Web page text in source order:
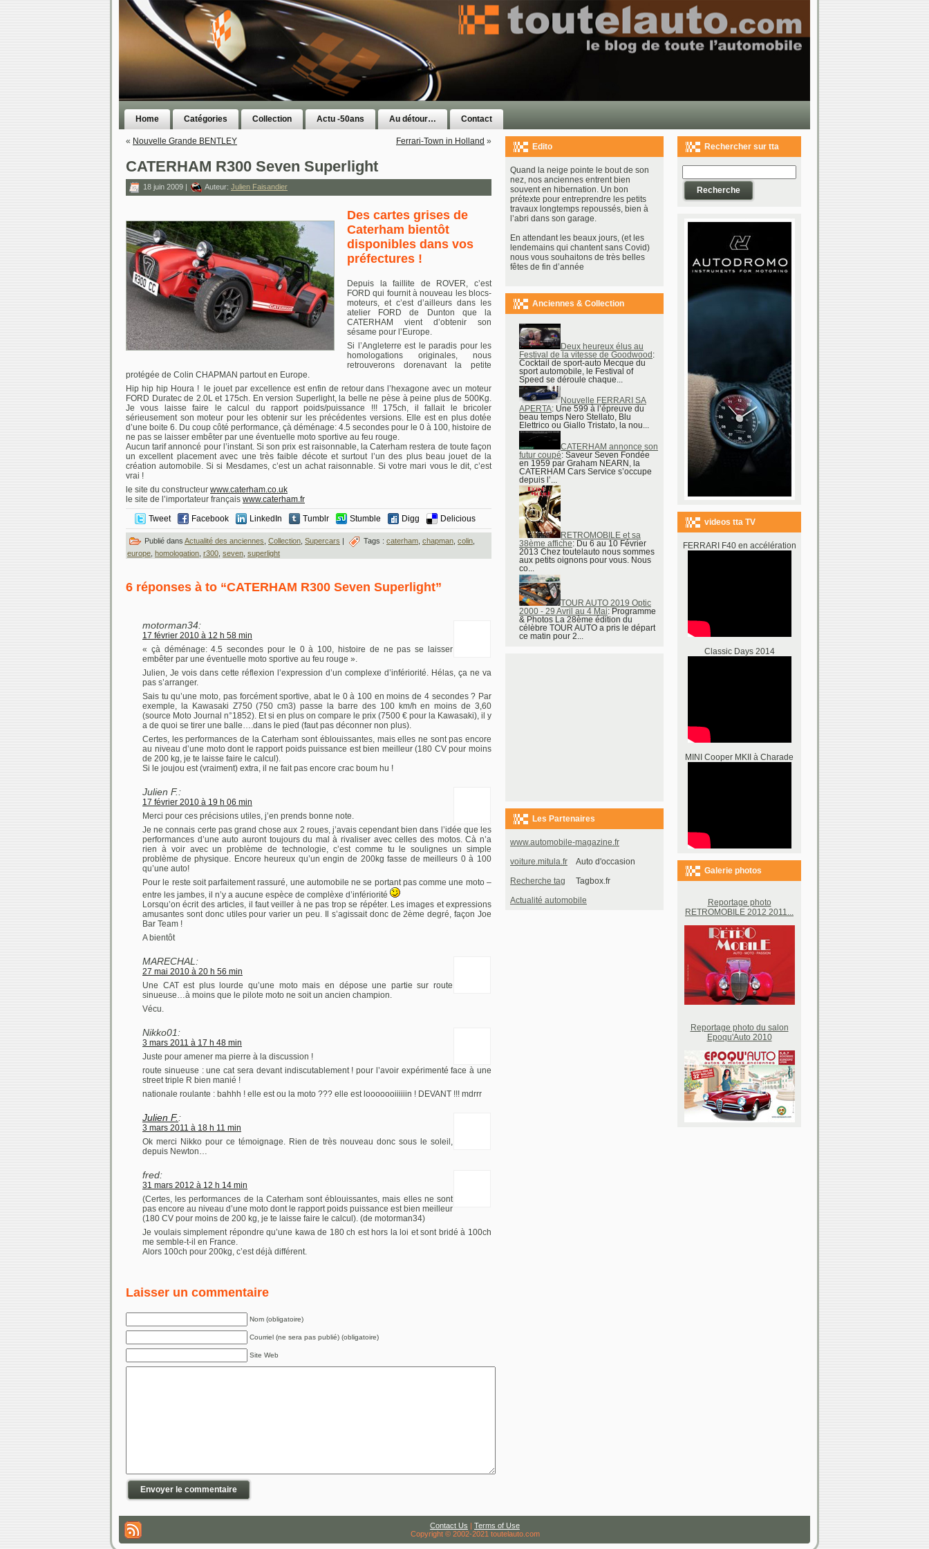
Home Catégories Collection Actu -50ans Au détour… Contact
« Nouvelle Grande BENTLEY Ferrari-Town in Holland »
CATERHAM R300 Seven Superlight
18 juin 2009 | Auteur: Julien Faisandier
Des cartes grises de
Caterham bientôt
disponibles dans vos
préfectures !
Depuis la faillite de ROVER, c’est
FORD qui fournit à nouveau les blocs-
moteurs, et c’est d’ailleurs dans les
atelier FORD de Dunton que la
CATERHAM vient d’obtenir son
sésame pour l’Europe.
Si l’Angleterre est le paradis pour les
homologations originales, nous
retrouverons dorenavant la petite
protégée de Colin CHAPMAN partout en Europe.
Hip hip hip Houra ! le jouet par excellence est enfin de retour dans l’hexagone avec un moteur
FORD Duratec de 2.0L et 175ch. En version Superlight, la belle ne pèse à peine plus de 500Kg.
Je vous laisse faire le calcul du rapport poids/puissance !!! 175ch, il fallait le bricoler
sérieusement son moteur pour les obtenir sur les précédentes versions. Elle est en plus dotée
d’une boite 6. Du coup côté performance , çà déménage: 4.5 secondes pour le 0 à 100, histoire de
ne pas se laisser embêter par une éventuelle moto sportive au feu rouge.
Aucun tarif annoncé pour l’instant. Si son prix est raisonnable, la Caterham restera de toute façon
un excellent placement avec une très faible décote et surtout l’un des plus beau jouet de la
création automobile. Si si Mesdames, c’est un achat raisonnable. Si votre mari vous le dit, c’est
vrai !
le site du constructeur www.caterham.co.uk
le site de l’importateur français www.caterham.fr
Tweet
Facebook LinkedIn Tumblr Stumble Digg Delicious
Publié dans Actualité des anciennes Collection Supercars | Tags : caterham chapman colin
europe homologation r300 seven superlight
6 réponses à to “CATERHAM R300 Seven Superlight”
motorman34:
17 février 2010 à 12 h 58 min
« çà déménage: 4.5 secondes pour le 0 à 100, histoire de ne pas se laisser
embêter par une éventuelle moto sportive au feu rouge ».
Julien, Je vois dans cette réflexion l’expression d’un complexe d’infériorité. Hélas, ça ne va
pas s’arranger.
Sais tu qu’une moto, pas forcément sportive, abat le 0 à 100 en moins de 4 secondes ? Par
exemple, la Kawasaki Z750 (750 cm3) passe la barre des 100 km/h en moins de 3,60
(source Moto Journal n°1852). Et si en plus on compare le prix (7500 € pour la Kawasaki), il y
a de quoi se tirer une balle….dans le pied (faut pas déconner non plus).
Certes, les performances de la Caterham sont éblouissantes, mais elles ne sont pas encore
au niveau d’une moto dont le rapport poids puissance est bien meilleur (180 CV pour moins
de 200 kg, je te laisse faire le calcul).
Si le joujou est (vraiment) extra, il ne fait pas encore crac boum hu !
Julien F.:
17 février 2010 à 19 h 06 min
Merci pour ces précisions utiles, j’en prends bonne note.
Je ne connais certe pas grand chose aux 2 roues, j’avais cependant bien dans l’idée que les
performances d’une auto auront toujours du mal à rivaliser avec celles des motos. Cà n’a
rien à voir avec un problème de technologie, c’est comme tu le soulignes un simple
problème de physique. Encore heureux qu’un engin de 200kg fasse de meilleurs 0 à 100
qu’une auto!
Pour le reste soit parfaitement rassuré, une automobile ne se portant pas comme une moto –
entre les jambes, il n’y a aucune espèce de complèxe d’infériorité
Lorsqu’on écrit des articles, il faut veiller à ne pas trop se répéter. Les images et expressions
amusantes sont donc utiles pour varier un peu. Il s’agissait donc de 2ème degré, façon Joe
Bar Team !
A bientôt
MARECHAL:
27 mai 2010 à 20 h 56 min
Une CAT est plus lourde qu’une moto mais en dépose une partie sur route
sinueuse…à moins que le pilote moto ne soit un ancien champion.
Vécu.
Nikko01:
3 mars 2011 à 17 h 48 min
Juste pour amener ma pierre à la discussion !
route sinueuse : une cat sera devant indiscutablement ! pour l’avoir expérimenté face à une
street triple R bien manié !
nationale roulante : bahhh ! elle est ou la moto ??? elle est looooooiiiiiin ! DEVANT !!! mdrrr
Julien F.:
3 mars 2011 à 18 h 11 min
Ok merci Nikko pour ce témoignage. Rien de très nouveau donc sous le soleil,
depuis Newton…
fred:
31 mars 2012 à 12 h 14 min
(Certes, les performances de la Caterham sont éblouissantes, mais elles ne sont
pas encore au niveau d’une moto dont le rapport poids puissance est bien meilleur
(180 CV pour moins de 200 kg, je te laisse faire le calcul). (de motorman34)
Je voulais simplement répondre qu’une kawa de 180 ch est hors la loi et sont bridé à 100ch
me semble-t-il en France.
Alors 100ch pour 200kg, c’est déjà différent.
Laisser un commentaire
Nom (obligatoire)
Courriel (ne sera pas publié) (obligatoire)
Site Web
Edito
Quand la neige pointe le bout de son
nez, nos anciennes entrent bien
souvent en hibernation. Un bon
prétexte pour entreprendre les petits
travaux longtemps repoussés, bien à
l’abri dans son garage.
En attendant les beaux jours, (et les
lendemains qui chantent sans Covid)
nous vous souhaitons de très belles
fêtes de fin d’année
Anciennes & Collection
Deux heureux élus au
Festival de la vitesse de Goodwood :
Cocktail de sport-auto Mecque du
sport automobile, le Festival of
Speed se déroule chaque...
Nouvelle FERRARI SA
APERTA: Une 599 à l’épreuve du
beau temps Nero Stellato, Blu
Elettrico ou Giallo Tristato, la nou...
CATERHAM annonce son
futur coupé: Saveur Seven Fondée
en 1959 par Graham NEARN, la
CATERHAM Cars Service s’occupe
depuis l’...
RETROMOBILE et sa
38ème affiche: Du 6 au 10 Février
2013 Chez toutelauto nous sommes
aux petits oignons pour vous. Nous
co...
TOUR AUTO 2019 Optic
2000 - 29 Avril au 4 Mai: Programme
& Photos La 28ème édition du
célèbre TOUR AUTO a pris le départ
ce matin pour 2...
Les Partenaires
www.automobile-magazine.fr
voiture.mitula.fr Auto d'occasion
Recherche tag Tagbox.fr
Actualité automobile
Rechercher sur tta
videos tta TV
FERRARI F40 en accélération
Classic Days 2014
MINI Cooper MKII à Charade
Galerie photos
Reportage photo
RETROMOBILE 2012 2011...
Reportage photo du salon
Epoqu'Auto 2010
Contact Us | Terms of Use
Copyright © 2002-2021 toutelauto.com